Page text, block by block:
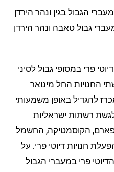
במעברי הגבול בגין ונהר הירדן
במעברי גבול טאבה ונהר הירדן
פרי במסופי גבול לסיני
החנויות החל מינואר
להגדיל באופן משמעותי
רשתות ישראליות
הפארם, הקוסמטיקה, החשמל
חנויות דיוטי פרי. על
פרי במעברי הגבול